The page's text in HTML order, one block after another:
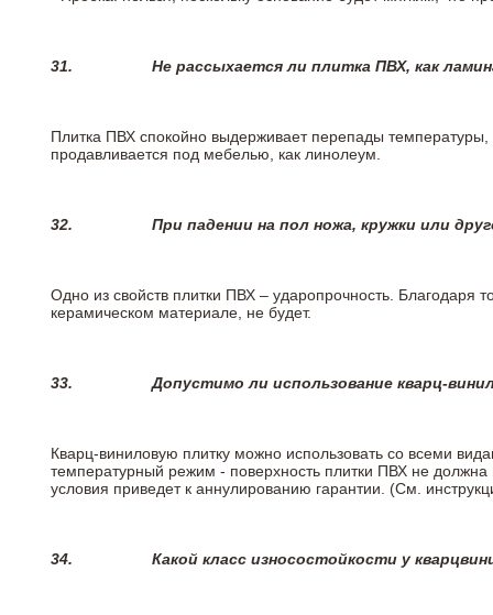
31. Не рассыхается ли плитка ПВХ, как
Плитка ПВХ спокойно выдерживает перепады температуры,
продавливается под мебелью, как линолеум.
32. При падении на пол ножа, кружки или
Одно из свойств плитки ПВХ – ударопрочность. Благодаря
керамическом материале, не будет.
33.Допустимо ли использование кварц-
Кварц-виниловую плитку можно использовать со всеми
температурный режим - поверхность плитки ПВХ не
условия приведет к аннулированию гарантии. (См.
34. Какой класс износостойкости у